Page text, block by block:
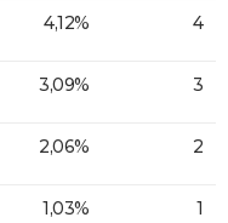
4,12% 4
3,09% 3
2,06% 2
1,03% 1